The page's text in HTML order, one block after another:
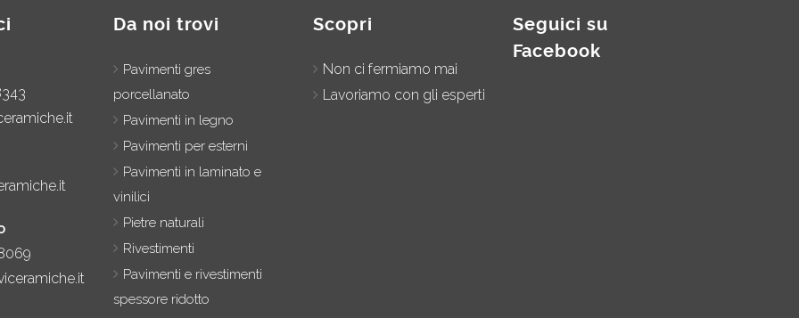
Da noi trovi
Pavimenti gres
porcellanato
Pavimenti in legno
Pavimenti per esterni
Pavimenti in laminato e
vinilici
Pietre naturali
Rivestimenti
Pavimenti e rivestimenti
spessore ridotto
Scopri
Non ci fermiamo mai
Lavoriamo con gli esperti
Seguici su
Facebook